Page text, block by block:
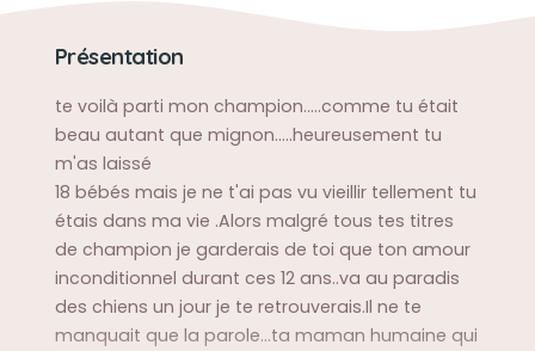
Présentation
te voilà parti mon champion.....comme tu était
beau autant que mignon.....heureusement tu
m'as laissé
18 bébés mais je ne t'ai pas vu vieillir tellement tu
étais dans ma vie .Alors malgré tous tes titres
de champion je garderais de toi que ton amour
inconditionnel durant ces 12 ans..va au paradis
des chiens un jour je te retrouverais.Il ne te
manquait que la parole...ta maman humaine qui